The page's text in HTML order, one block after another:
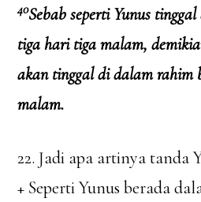
40Sebab seperti Yunus
tiga hari tiga malam,
akan tinggal di dalam rahim
malam.
22. Jadi apa artinya tanda
+ Seperti Yunus berada